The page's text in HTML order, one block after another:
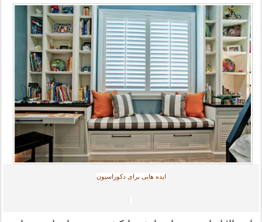
ایده هایی برای دکوراسیون